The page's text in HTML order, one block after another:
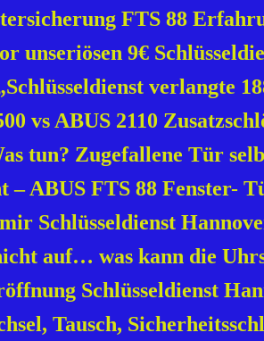
FTS 88
unseriösen 9€
verlangte
vs ABUS 2110
tun? Zugefallene Tür
– ABUS FTS 88 Fenster-
Schlüsseldienst
auf… was kann die
Schlüsseldienst
Tausch,